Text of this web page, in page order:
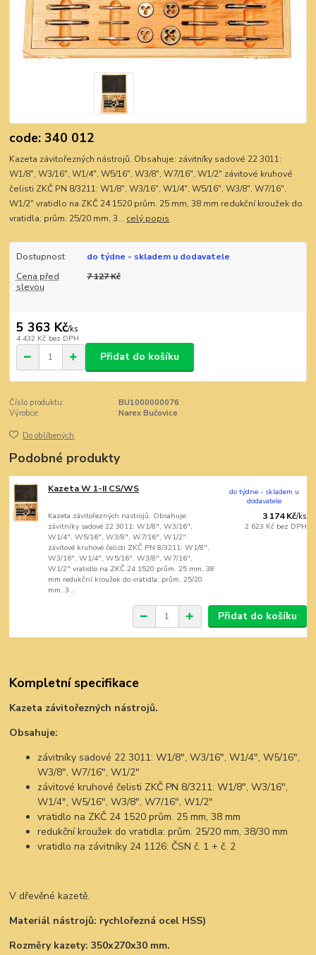
code: 340 012
Kazeta závitořezných nástrojů. Obsahuje: závitníky sadové 22 3011:
W1/8", W3/16", W1/4", W5/16", W3/8", W7/16", W1/2" závitové kruhové
čelisti ZKČ PN 8/3211: W1/8", W3/16", W1/4", W5/16", W3/8", W7/16",
W1/2" vratidlo na ZKČ 24 1520 prům. 25 mm, 38 mm redukční kroužek do
vratidla: prům. 25/20 mm, 3... celý popis
Dostupnost
do týdne - skladem u dodavatele
Cena před
slevou
7 127 Kč
5 363 Kč/ks
4 432 Kč bez DPH
Přidat do košíku
Číslo produktu:
BU1000000076
Výrobce:
Narex Bučovice
Do oblíbených
Podobné produkty
Kazeta W 1-II CS/WS
Kazeta závitořezných nástrojů. Obsahuje:
závitníky sadové 22 3011: W1/8", W3/16",
W1/4", W5/16", W3/8", W7/16", W1/2"
závitové kruhové čelisti ZKČ PN 8/3211: W1/8",
W3/16", W1/4", W5/16", W3/8", W7/16",
W1/2" vratidlo na ZKČ 24 1520 prům. 25 mm, 38
mm redukční kroužek do vratidla: prům. 25/20
mm, 3...
3 174 Kč/ks
2 623 Kč bez DPH
do týdne - skladem u
dodavatele
Přidat do košíku
Kompletní specifikace
Kazeta závitořezných nástrojů.
Obsahuje:
závitníky sadové 22 3011: W1/8", W3/16", W1/4", W5/16",
W3/8", W7/16", W1/2"
závitové kruhové čelisti ZKČ PN 8/3211: W1/8", W3/16",
W1/4", W5/16", W3/8", W7/16", W1/2"
vratidlo na ZKČ 24 1520 prům. 25 mm, 38 mm
redukční kroužek do vratidla: prům. 25/20 mm, 38/30 mm
vratidlo na závitníky 24 1126: ČSN č. 1 + č. 2
V dřevěné kazetě.
Materiál nástrojů: rychlořezná ocel HSS)
Rozměry kazety: 350x270x30 mm.